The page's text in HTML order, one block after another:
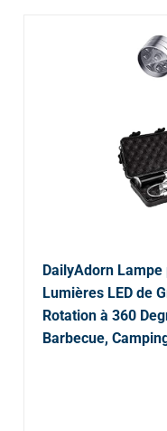
DailyAdorn
Lumières LED de
Rotation à 360
Barbecue,